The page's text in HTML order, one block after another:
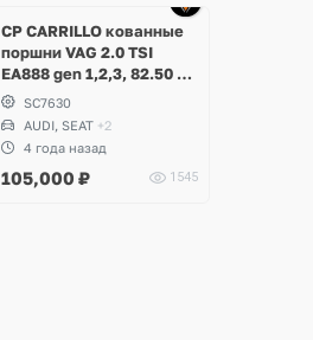
CP CARRILLO кованные
поршни VAG 2.0 TSI
EA888 gen 1,2,3, 82.50 х
9.5 21-pin Audi,
Volkswagen, Skoda, Seat
SC7630
AUDI, SEAT +2
4 года назад
105,000 ₽ 1545